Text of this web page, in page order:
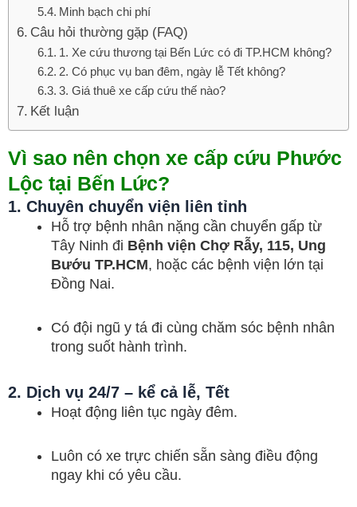
Minh bạch chi phí
Câu hỏi thường gặp (FAQ)
1. Xe cứu thương tại Bến Lức có đi TP.HCM không?
2. Có phục vụ ban đêm, ngày lễ Tết không?
3. Giá thuê xe cấp cứu thế nào?
Kết luận
Vì sao nên chọn xe cấp cứu Phước
Lộc tại Bến Lức?
1. Chuyên chuyển viện liên tỉnh
Hỗ trợ bệnh nhân nặng cần chuyển gấp từ
Tây Ninh đi Bệnh viện Chợ Rẫy, 115, Ung
Bướu TP.HCM, hoặc các bệnh viện lớn tại
Đồng Nai.
Có đội ngũ y tá đi cùng chăm sóc bệnh nhân
trong suốt hành trình.
2. Dịch vụ 24/7 – kể cả lễ, Tết
Hoạt động liên tục ngày đêm.
Luôn có xe trực chiến sẵn sàng điều động
ngay khi có yêu cầu.